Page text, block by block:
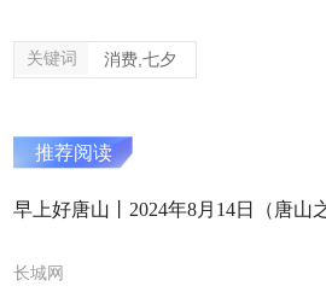
关键词 消费,七夕
推荐阅读
早上好唐山丨2024年8月14日（唐山
长城网